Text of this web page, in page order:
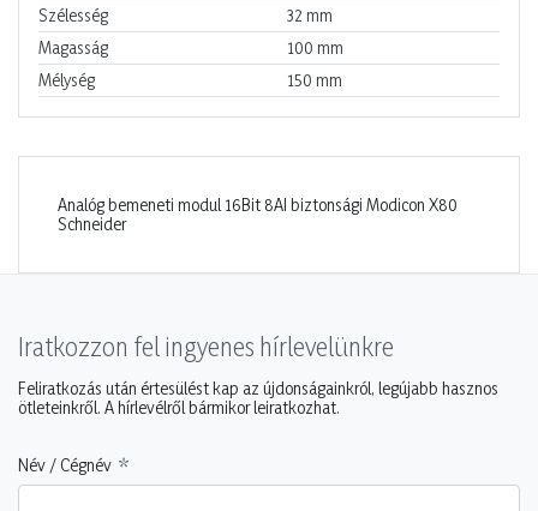
Szélesség
32 mm
Magasság
100 mm
Mélység
150 mm
Analóg bemeneti modul 16Bit 8AI biztonsági Modicon X80
Schneider
Iratkozzon fel ingyenes hírlevelünkre
Feliratkozás után értesülést kap az újdonságainkról, legújabb hasznos
ötleteinkről. A hírlevélről bármikor leiratkozhat.
Név / Cégnév